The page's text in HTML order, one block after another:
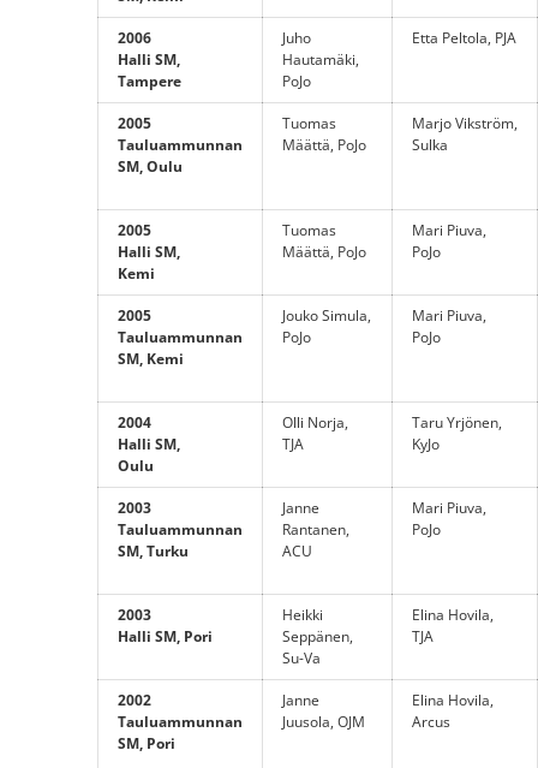
2006
Halli SM,
Tampere
Juho
Hautamäki,
PoJo
Etta Peltola, PJA
2005
Tauluammunnan
SM, Oulu
Tuomas
Määttä, PoJo
Marjo Vikström,
Sulka
2005
Halli SM,
Kemi
Tuomas
Määttä, PoJo
Mari Piuva,
PoJo
2005
Tauluammunnan
SM, Kemi
Jouko Simula,
PoJo
Mari Piuva,
PoJo
2004
Halli SM,
Oulu
Olli Norja,
TJA
Taru Yrjönen,
KyJo
2003
Tauluammunnan
SM, Turku
Janne
Rantanen,
ACU
Mari Piuva,
PoJo
2003
Halli SM, Pori
Heikki
Seppänen,
Su-Va
Elina Hovila,
TJA
2002
Tauluammunnan
SM, Pori
Janne
Juusola, OJM
Elina Hovila,
Arcus